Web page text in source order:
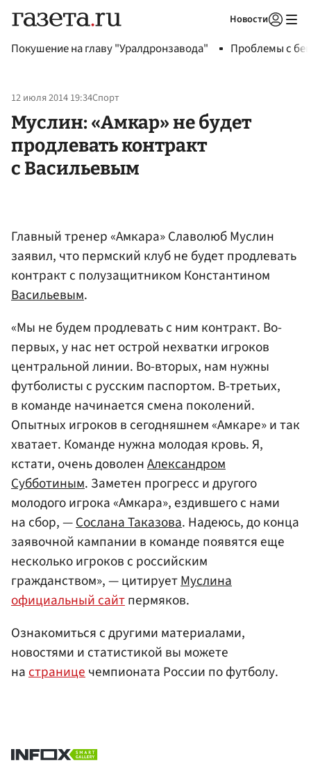
Новости
Покушение на главу "Уралдронзавода" Проблемы с
12 июля 2014 19:34Спорт
Муслин: «Амкар» не будет
продлевать контракт
с Васильевым
Главный тренер «Амкара» Славолюб Муслин
заявил, что пермский клуб не будет продлевать
контракт с полузащитником Константином
Васильевым.
«Мы не будем продлевать с ним контракт. Во-
первых, у нас нет острой нехватки игроков
центральной линии. Во-вторых, нам нужны
футболисты с русским паспортом. В-третьих,
в команде начинается смена поколений.
Опытных игроков в сегодняшнем «Амкаре» и так
хватает. Команде нужна молодая кровь. Я,
кстати, очень доволенАлександром
Субботиным. Заметен прогресс и другого
молодого игрока «Амкара», ездившего с нами
на сбор, —Сослана Таказова. Надеюсь, до конца
заявочной кампании в команде появятся еще
несколько игроков с российским
гражданством», — цитируетМуслина
официальный сайтпермяков.
Ознакомиться с другими материалами,
новостями и статистикой вы можете
настраницечемпионата России по футболу.